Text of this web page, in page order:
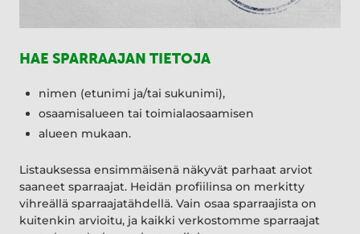
HAE SPARRAAJAN TIETOJA
nimen (etunimi ja/tai sukunimi),
osaamisalueen tai toimialaosaamisen
alueen mukaan.
Listauksessa ensimmäisenä näkyvät parhaat arviot
saaneet sparraajat. Heidän profiilinsa on merkitty
vihreällä sparraajatähdellä. Vain osaa sparraajista on
kuitenkin arvioitu, ja kaikki verkostomme sparraajat